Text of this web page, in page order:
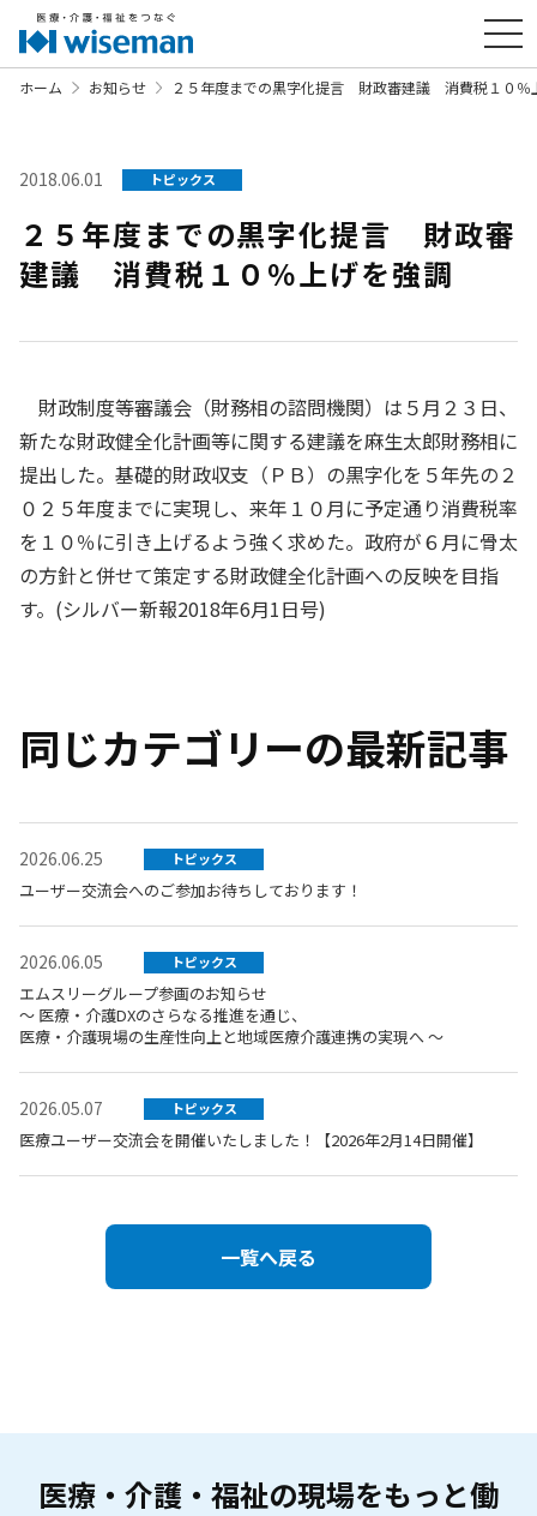
ホーム お知らせ ２５年度までの黒字化提言 財政審建議 消費税１０％
2018.06.01 トピックス
２５年度までの黒字化提言 財政審
建議 消費税１０％上げを強調
財政制度等審議会（財務相の諮問機関）は５月２３日、
新たな財政健全化計画等に関する建議を麻生太郎財務相に
提出した。基礎的財政収支（ＰＢ）の黒字化を５年先の２
０２５年度までに実現し、来年１０月に予定通り消費税率
を１０％に引き上げるよう強く求めた。政府が６月に骨太
の方針と併せて策定する財政健全化計画への反映を目指
す。(シルバー新報2018年6月1日号)
同じカテゴリーの最新記事
2026.06.25 トピックス
ユーザー交流会へのご参加お待ちしております！
2026.06.05 トピックス
エムスリーグループ参画のお知らせ
～ 医療・介護DXのさらなる推進を通じ、
医療・介護現場の生産性向上と地域医療介護連携の実現へ ～
2026.05.07 トピックス
医療ユーザー交流会を開催いたしました！【2026年2月14日開催】
一覧へ戻る
医療・介護・福祉の現場をもっと働